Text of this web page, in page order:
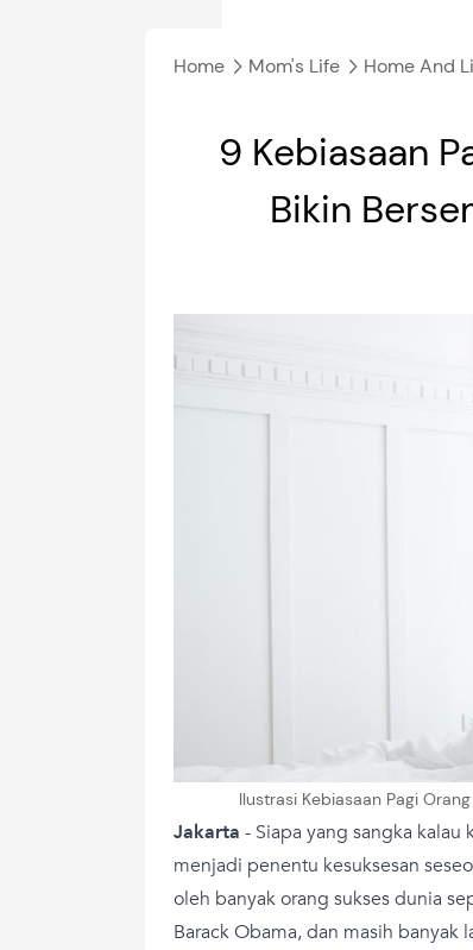
Home Mom's Life
Home And
9 Kebiasaan
Bikin
Ilustrasi Kebiasaan Pagi
Jakarta - Siapa yang sangka
menjadi penentu kesuksesan
oleh banyak orang sukses dunia
Barack Obama, dan masih banyak